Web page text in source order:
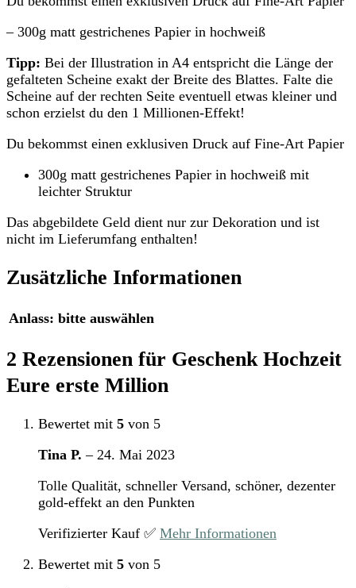
– 300g matt gestrichenes Papier in hochweiß
Tipp: Bei der Illustration in A4 entspricht die Länge der
gefalteten Scheine exakt der Breite des Blattes. Falte die
Scheine auf der rechten Seite eventuell etwas kleiner und
schon erzielst du den 1 Millionen-Effekt!
Du bekommst einen exklusiven Druck auf Fine-Art Papier
300g matt gestrichenes Papier in hochweiß mit
leichter Struktur
Das abgebildete Geld dient nur zur Dekoration und ist
nicht im Lieferumfang enthalten!
Zusätzliche Informationen
Anlass: bitte auswählen
2 Rezensionen für Geschenk Hochzeit
Eure erste Million
Bewertet mit 5 von 5
Tina P.– 24. Mai 2023
Tolle Qualität, schneller Versand, schöner, dezenter
gold-effekt an den Punkten
Verifizierter Kauf ✅ Mehr Informationen
Bewertet mit 5 von 5